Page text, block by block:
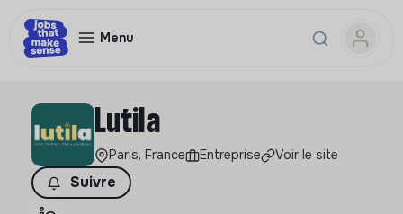
Menu
Lutila
Paris, France Entreprise Voir le site
Suivre